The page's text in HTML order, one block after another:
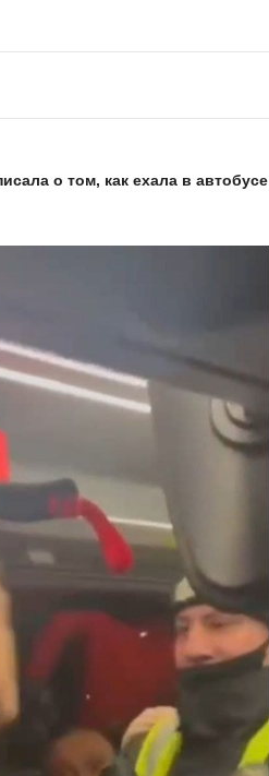
о том, как ехала в автобусе